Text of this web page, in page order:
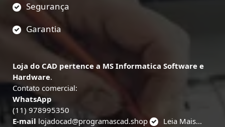
Segurança
Garantia
Loja do CAD pertence a MS Informatica Software e
Hardware.
Contato comercial:
WhatsApp
(11) 978995350
E-mail lojadocad@programascad.shop Leia Mais...